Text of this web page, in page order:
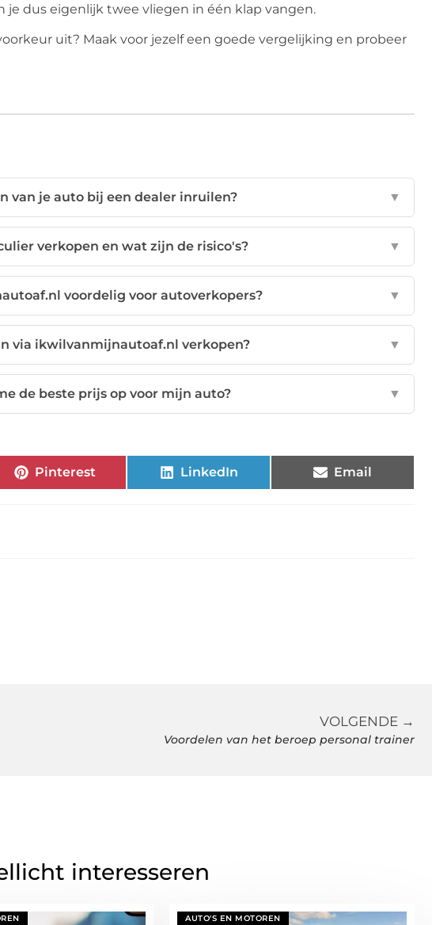
je dus eigenlijk twee vliegen in één klap vangen.
uit? Maak voor jezelf een goede vergelijking en probeer
van je auto bij een dealer inruilen? ▼
verkopen en wat zijn de risico's? ▼
voordelig voor autoverkopers? ▼
via ikwilvanmijnautoaf.nl verkopen? ▼
de beste prijs op voor mijn auto? ▼
Pinterest LinkedIn Email
VOLGENDE →
Voordelen van het beroep personal trainer
interesseren
AUTO'S EN MOTOREN